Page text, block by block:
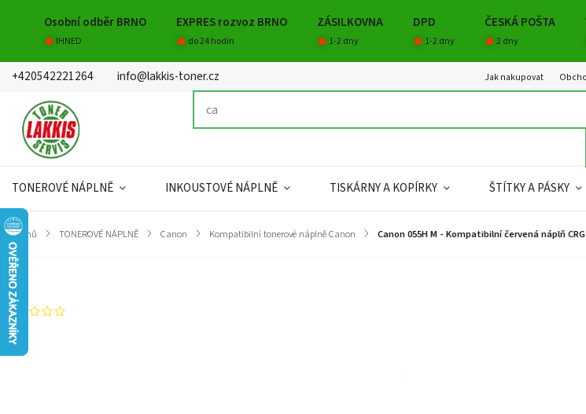
Osobní odběr BRNO EXPRES rozvoz BRNO ZÁSILKOVNA DPD ČESKÁ POŠTA
IHNED do 24 hodin 1-2 dny 1-2 dny 2 dny
+420542221264 info@lakkis-toner.cz Jak nakupovat
TONEROVÉ NÁPLNĚ INKOUSTOVÉ NÁPLNĚ TISKÁRNY A KOPÍRKY ŠTÍTKY A PÁSKY
Domů / TONEROVÉ NÁPLNĚ / Canon / Kompatibilní tonerové náplně Canon / Canon 055H M - Kompatibilní červená náplň
Záruka
Značka: